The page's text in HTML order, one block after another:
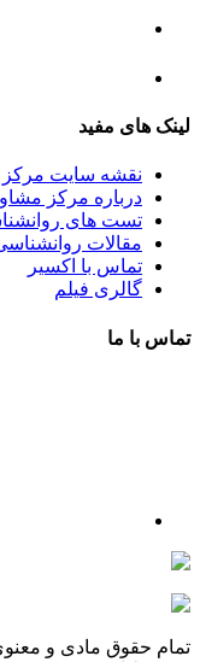
لینک های مفید
نقشه سایت مرکز
درباره مرکز
تست های
مقالات
تماس با اکسیر
گالری فیلم
تماس با ما
تمام حقوق مادی و